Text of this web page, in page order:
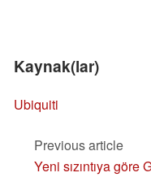
Kaynak(lar)
Ubiquiti
Previous article
Yeni sızıntıya göre